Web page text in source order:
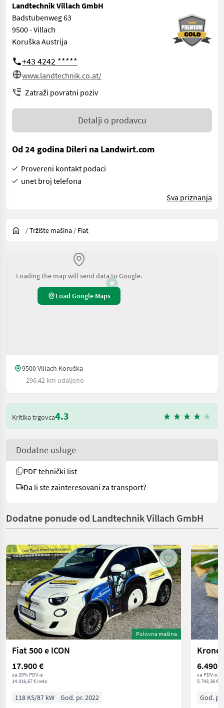
Landtechnik Villach GmbH
Badstubenweg 63
9500 - Villach
Koruška Austrija
+43 4242 *****
www.landtechnik.co.at/
Zatraži povratni poziv
Detalji o prodavcu
Od 24 godina Dileri na Landwirt.com
Provereni kontakt podaci
unet broj telefona
Sva priznanja
/Tržište mašina / Fiat
Loading the map will send data to Google.
Load Google Maps
9500 Villach Koruška
296.42 km udaljeno
Kritika trgovca4.3
Dodatne usluge
PDF tehnički list
Da li ste zainteresovani za transport?
Dodatne ponude od Landtechnik Villach GmbH
Polovna mašina
Fiat 500 e ICON
17.900 €
sa 20% PDV-a
14.916,67 € neto
118 KS/87 kW God. pr. 2022
Krone
6.490 €
sa PDV-om
5.743,36 €
God.